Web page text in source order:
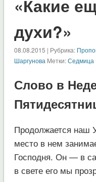
«Какие
духи?»
08.08.2015 | Рубрика:
Шаргунова Метки:Седмица
Слово в
Продолжается наш
место в нем
Господня. Он — в
в свете его мы